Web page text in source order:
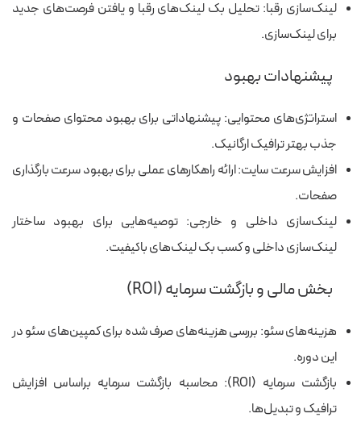
لینک‌سازی رقبا: تحلیل بک‌ لینک‌های رقبا و یافتن فرصت‌های جدید
برای لینک‌سازی.
پیشنهادات بهبود
استراتژی‌های محتوایی: پیشنهاداتی برای بهبود محتوای صفحات و
جذب بهتر ترافیک ارگانیک.
افزایش سرعت سایت: ارائه راهکارهای عملی برای بهبود سرعت بارگذاری
صفحات.
لینک‌سازی داخلی و خارجی: توصیه‌هایی برای بهبود ساختار
لینک‌سازی داخلی و کسب بک‌ لینک‌های باکیفیت.
بخش مالی و بازگشت سرمایه (ROI)
هزینه‌های سئو: بررسی هزینه‌های صرف‌ شده برای کمپین‌های سئو در
این دوره.
بازگشت سرمایه (ROI): محاسبه بازگشت سرمایه براساس افزایش
ترافیک و تبدیل‌ها.